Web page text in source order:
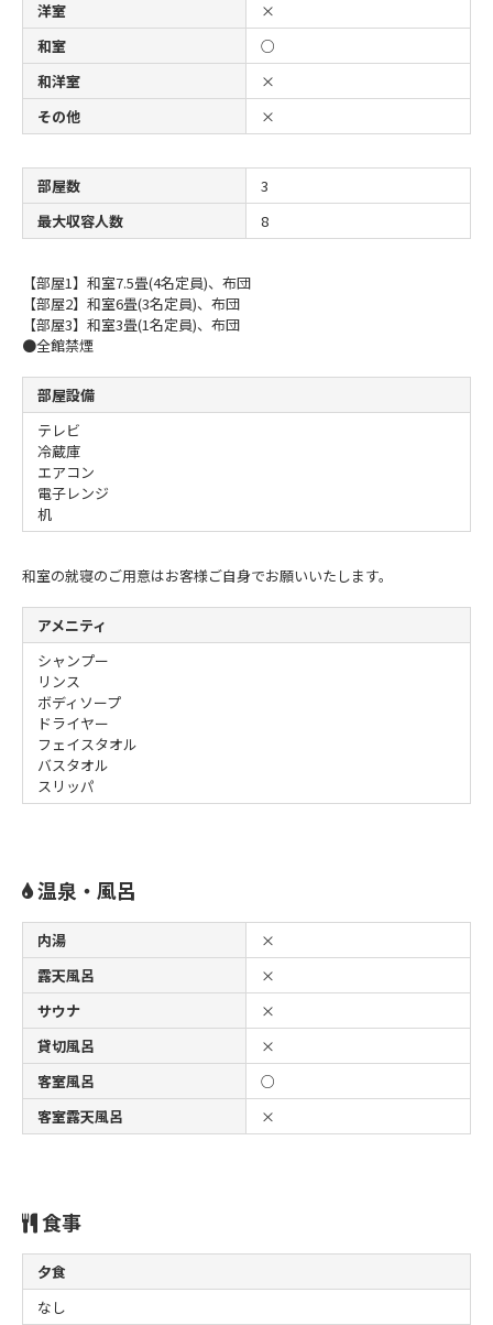
洋室
×
和室
○
和洋室
×
その他
×
部屋数
3
最大収容人数
8
【部屋1】和室7.5畳(4名定員)、布団
【部屋2】和室6畳(3名定員)、布団
【部屋3】和室3畳(1名定員)、布団
●全館禁煙
部屋設備
テレビ
冷蔵庫
エアコン
電子レンジ
机
和室の就寝のご用意はお客様ご自身でお願いいたします。
アメニティ
シャンプー
リンス
ボディソープ
ドライヤー
フェイスタオル
バスタオル
スリッパ
温泉・風呂
内湯
×
露天風呂
×
サウナ
×
貸切風呂
×
客室風呂
○
客室露天風呂
×
食事
夕食
なし